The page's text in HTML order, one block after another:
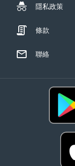
隱私政策
條款
聯絡